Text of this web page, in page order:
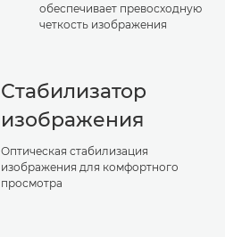
обеспечивает превосходную
четкость изображения
Стабилизатор
изображения
Оптическая стабилизация
изображения для комфортного
просмотра